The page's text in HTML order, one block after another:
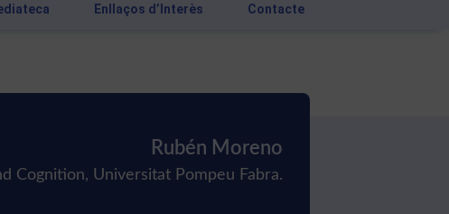
Enllaços d’Interès Contacte
Rubén Moreno
Cognition, Universitat Pompeu Fabra.